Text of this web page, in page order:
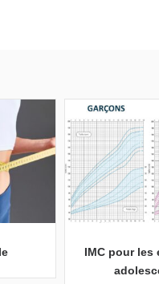
IMC pour les